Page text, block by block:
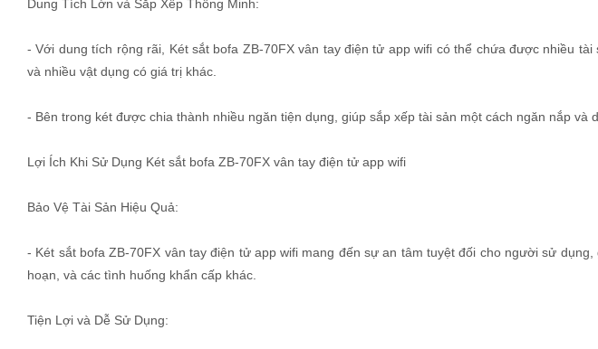
Dung Tích Lớn và Sắp Xếp Thông Minh:
- Với dung tích rộng rãi, Két sắt bofa ZB-70FX vân tay điện tử app wifi có thể chứa được nhiều
và nhiều vật dụng có giá trị khác.
- Bên trong két được chia thành nhiều ngăn tiện dụng, giúp sắp xếp tài sản một cách ngăn nắp và
Lợi Ích Khi Sử Dụng Két sắt bofa ZB-70FX vân tay điện tử app wifi
Bảo Vệ Tài Sản Hiệu Quả:
- Két sắt bofa ZB-70FX vân tay điện tử app wifi mang đến sự an tâm tuyệt đối cho người sử
hoạn, và các tình huống khẩn cấp khác.
Tiện Lợi và Dễ Sử Dụng: